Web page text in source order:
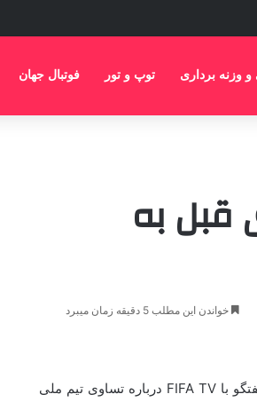
وزنه برداری توپ و تور فوتبال جهان
قبل به
خواندن این مطلب 5 دقیقه زمان میبرد
به گزارش خبرگزاری مهر و به نقل از سایت فدراسیون فوتبال، علیرضا جهانبخش در گفتگو با FIFA TV درباره تساوی تیم ملی